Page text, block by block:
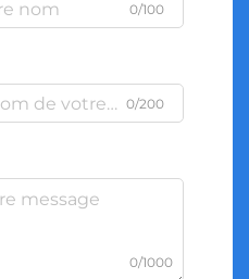
0/100
0/200
0/1000